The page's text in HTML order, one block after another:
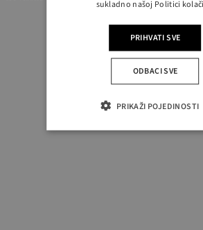
sukladno našoj Politici
PRIHVATI SVE
ODBACI SVE
PRIKAŽI POJEDINOSTI